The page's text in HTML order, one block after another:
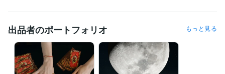
受賞歴
資格・検定
チャイルドカウンセラー 取得年 : 2023年
得意分野
出品者のポートフォリオ もっと見る